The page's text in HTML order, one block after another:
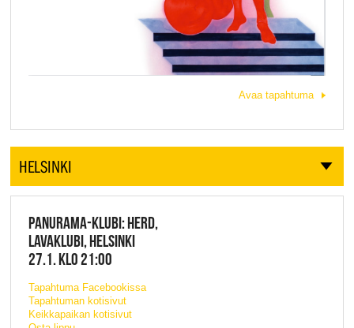
Avaa tapahtuma
HELSINKI
PANURAMA-KLUBI: HERD,
LAVAKLUBI, HELSINKI
27.1. KLO 21:00
Tapahtuma Facebookissa
Tapahtuman kotisivut
Keikkapaikan kotisivut